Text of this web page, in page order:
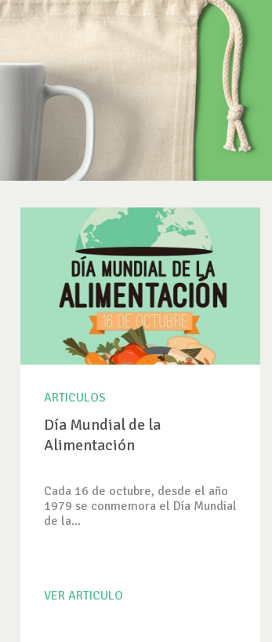
ARTICULOS
Día Mundial de la
Alimentación
Cada 16 de octubre, desde el año
1979 se conmemora el Día Mundial
de la...
VER ARTICULO